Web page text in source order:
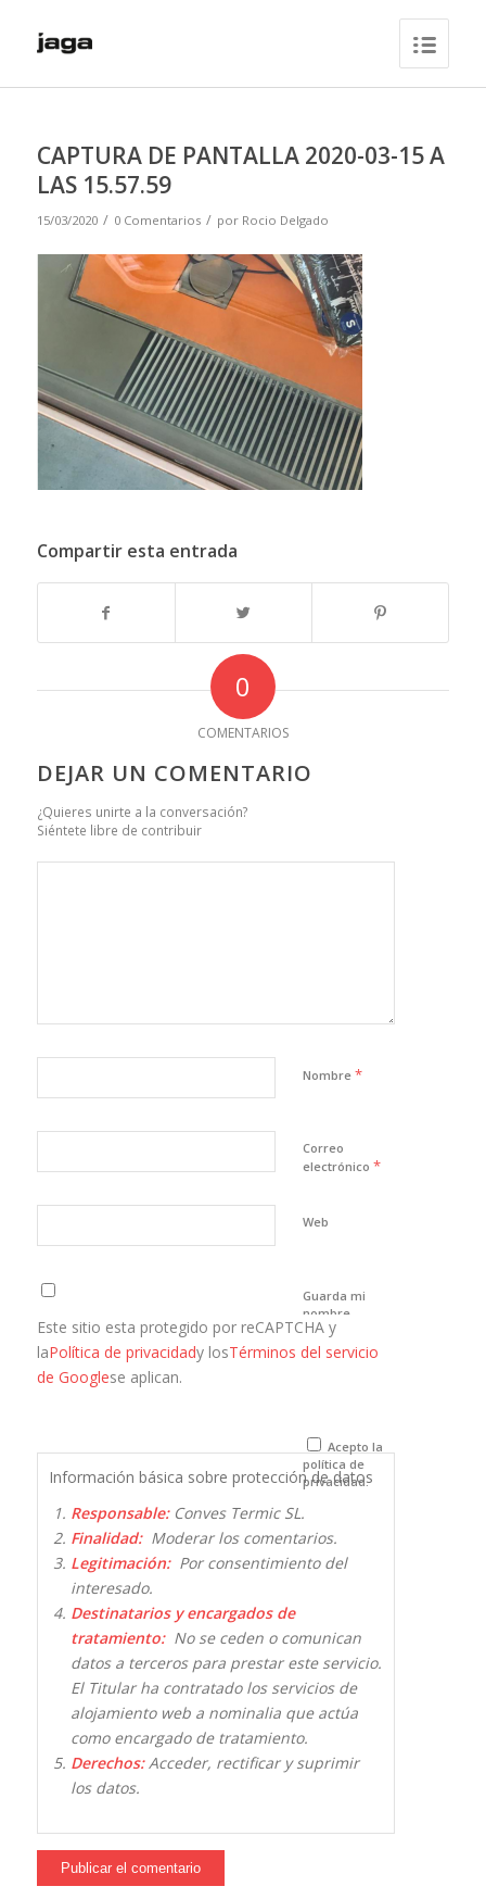
CAPTURA DE PANTALLA 2020-03-15 A
LAS 15.57.59
15/03/2020 / 0 Comentarios / por Rocio Delgado
Compartir esta entrada
0
COMENTARIOS
DEJAR UN COMENTARIO
¿Quieres unirte a la conversación?
Siéntete libre de contribuir
Nombre *
Correo
electrónico *
Web
Guarda mi
nombre,
correo
electrónico y
que comente.
Este sitio esta protegido por reCAPTCHA y
laPolítica de privacidady losTérminos del servicio
de Googlese aplican.
Acepto la
política de
privacidad.
Información básica sobre protección de datos
Responsable:Conves Termic SL.
Finalidad:Moderar los comentarios.
Legitimación:Por consentimiento del
interesado.
Destinatarios y encargados de
tratamiento:No se ceden o comunican
datos a terceros para prestar este servicio.
El Titular ha contratado los servicios de
alojamiento web a nominalia que actúa
como encargado de tratamiento.
Derechos:Acceder, rectificar y suprimir
los datos.